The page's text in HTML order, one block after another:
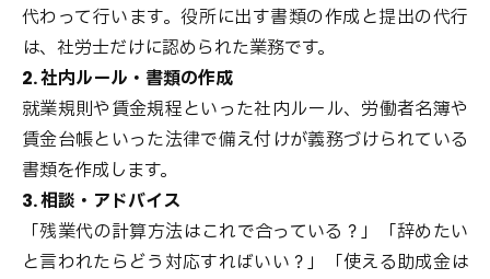
代わって行います。役所に出す書類の作成と提出の代行
は、社労士だけに認められた業務です。
2. 社内ルール・書類の作成
就業規則や賃金規程といった社内ルール、労働者名簿や
賃金台帳といった法律で備え付けが義務づけられている
書類を作成します。
3. 相談・アドバイス
「残業代の計算方法はこれで合っている？」「辞めたい
と言われたらどう対応すればいい？」「使える助成金は